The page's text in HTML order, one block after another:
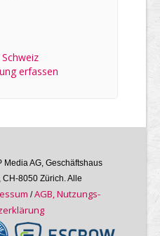
erfassen
AG, Geschäftshaus
8050 Zürich. Alle
/AGB, Nutzungs­